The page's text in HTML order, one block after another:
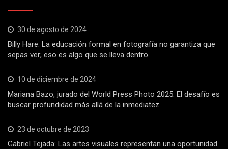
30 de agosto de 2024
Billy Hare: La educación formal en fotografía no garantiza que
sepas ver; eso es algo que se lleva dentro
10 de diciembre de 2024
Mariana Bazo, jurado del World Press Photo 2025: El desafío es
buscar profundidad más allá de la inmediatez
23 de octubre de 2023
Gabriel Tejada: Las artes visuales representan una oportunidad